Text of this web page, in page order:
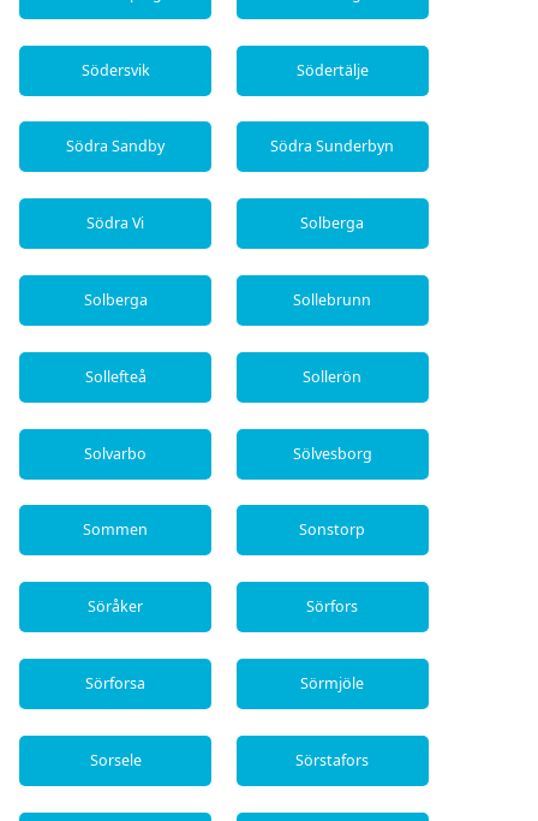
Södersvik Södertälje
Södra Sandby Södra Sunderbyn
Södra Vi Solberga
Solberga Sollebrunn
Sollefteå Sollerön
Solvarbo Sölvesborg
Sommen Sonstorp
Söråker Sörfors
Sörforsa Sörmjöle
Sorsele Sörstafors